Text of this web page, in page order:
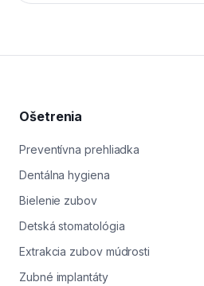
Ošetrenia
Preventívna prehliadka
Dentálna hygiena
Bielenie zubov
Detská stomatológia
Extrakcia zubov múdrosti
Zubné implantáty